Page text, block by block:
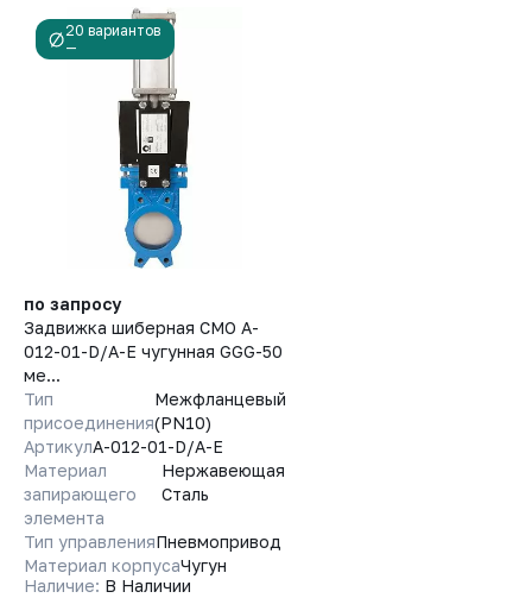
20 вариантов
—
по запросу
Задвижка шиберная СМО A-
012-01-D/A-E чугунная GGG-50
ме...
Тип
присоединения
Межфланцевый
(PN10)
АртикулA-012-01-D/A-E
Материал
запирающего
элемента
Нержавеющая
Сталь
Тип управленияПневмопривод
Материал корпусаЧугун
Наличие: В Наличии